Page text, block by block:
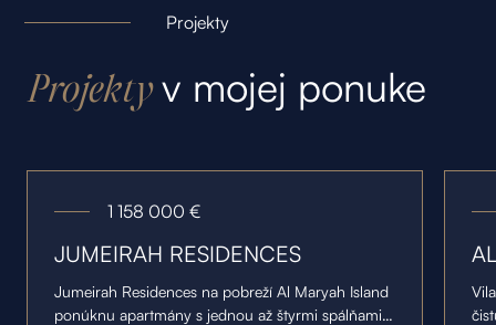
Projekty
Projektyv mojej ponuke
1 158 000 €
JUMEIRAH RESIDENCES
Jumeirah Residences na pobreží Al Maryah Island
ponúknu apartmány s jednou až štyrmi spálňami a